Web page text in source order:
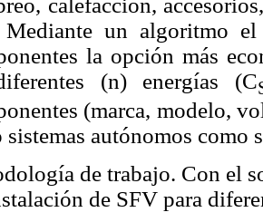
Mediante un algoritmo
la opción más
(n) energías (C
(marca, modelo,
sistemas autónomos como
de trabajo. Con el
de SFV para